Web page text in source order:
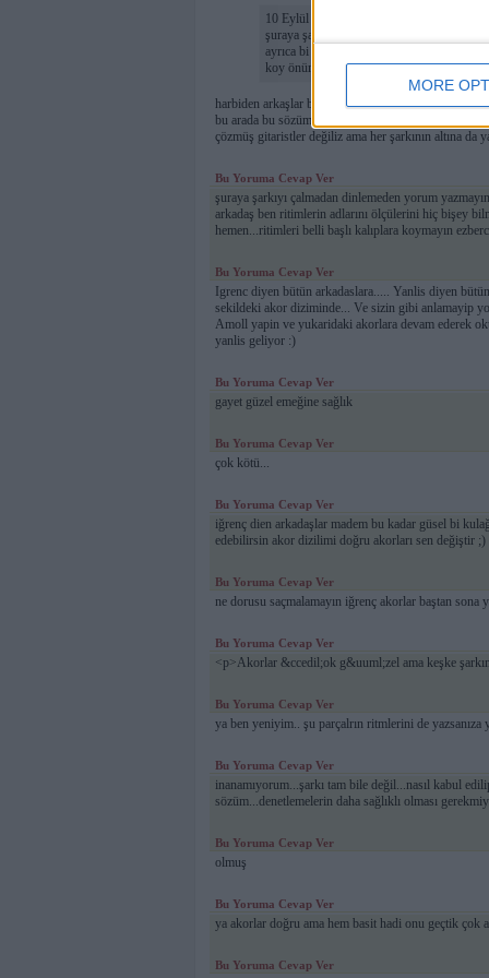
MORE
10 Eylül 2011 Cumartesi tarihinde Uzen
şuraya şarkıyı çalmadan dinlemeden
ayrıca bi kıl oluyorum arkadaş ben
koy önüme akorunu ritmini çıkartırım
harbiden arkaşlar bu kadar ezberci olmayın lütfen
bu arada bu sözümüzde benim gibi ara sıra
çözmüş gitaristler değiliz ama her şarkının altına da
Bu Yoruma Cevap Ver
şuraya şarkıyı çalmadan dinlemeden yorum
arkadaş ben ritimlerin adlarını ölçülerini hiç bişey
hemen...ritimleri belli başlı kalıplara koymayın
Bu Yoruma Cevap Ver
Igrenc diyen bütün arkadaslara..... Yanlis diyen
sekildeki akor diziminde... Ve sizin gibi anlamayip
Amoll yapin ve yukaridaki akorlara devam ederek
yanlis geliyor :)
Bu Yoruma Cevap Ver
gayet güzel emeğine sağlık
Bu Yoruma Cevap Ver
çok kötü...
Bu Yoruma Cevap Ver
iğrenç dien arkadaşlar madem bu kadar güsel bi
edebilirsin akor dizilimi doğru akorları sen değiştir ;)
Bu Yoruma Cevap Ver
ne dorusu saçmalamayın iğrenç akorlar baştan sona
Bu Yoruma Cevap Ver
<p>Akorlar &ccedil;ok g&uuml;zel ama keşke
Bu Yoruma Cevap Ver
ya ben yeniyim.. şu parçalrın ritmlerini de
Bu Yoruma Cevap Ver
inanamıyorum...şarkı tam bile değil...nasıl kabul
sözüm...denetlemelerin daha sağlıklı olması
Bu Yoruma Cevap Ver
olmuş
Bu Yoruma Cevap Ver
ya akorlar doğru ama hem basit hadi onu geçtik çok
Bu Yoruma Cevap Ver